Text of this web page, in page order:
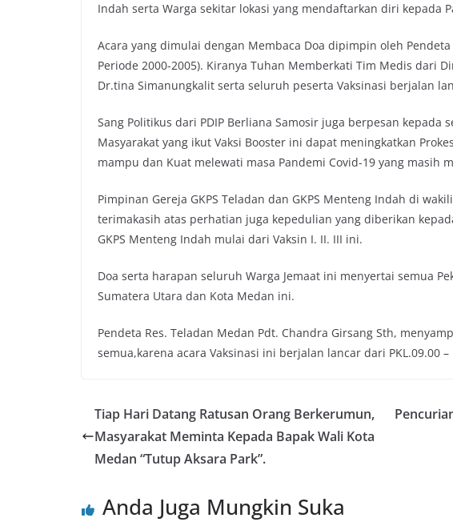
Indah serta Warga sekitar lokasi yang mendaftarkan diri kepada
Acara yang dimulai dengan Membaca Doa dipimpin oleh Pendeta
Periode 2000-2005). Kiranya Tuhan Memberkati Tim Medis dari
Dr.tina Simanungkalit serta seluruh peserta Vaksinasi berjalan
Sang Politikus dari PDIP Berliana Samosir juga berpesan kepada
Masyarakat yang ikut Vaksi Booster ini dapat meningkatkan
mampu dan Kuat melewati masa Pandemi Covid-19 yang masih
Pimpinan Gereja GKPS Teladan dan GKPS Menteng Indah di
terimakasih atas perhatian juga kepedulian yang diberikan
GKPS Menteng Indah mulai dari Vaksin I. II. III ini.
Doa serta harapan seluruh Warga Jemaat ini menyertai semua
Sumatera Utara dan Kota Medan ini.
Pendeta Res. Teladan Medan Pdt. Chandra Girsang Sth,
semua,karena acara Vaksinasi ini berjalan lancar dari PKL.09.00
Tiap Hari Datang Ratusan Orang Berkerumun,
Masyarakat Meminta Kepada Bapak Wali Kota
Medan “Tutup Aksara Park”.
Anda Juga Mungkin Suka